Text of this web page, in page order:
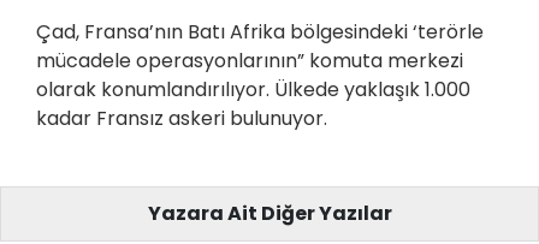
Çad, Fransa’nın Batı Afrika bölgesindeki ‘terörle
mücadele operasyonlarının” komuta merkezi
olarak konumlandırılıyor. Ülkede yaklaşık 1.000
kadar Fransız askeri bulunuyor.
Yazara Ait Diğer Yazılar